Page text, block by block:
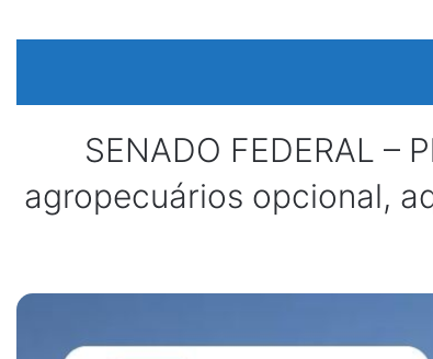
SENADO FEDERAL
agropecuários opcional,